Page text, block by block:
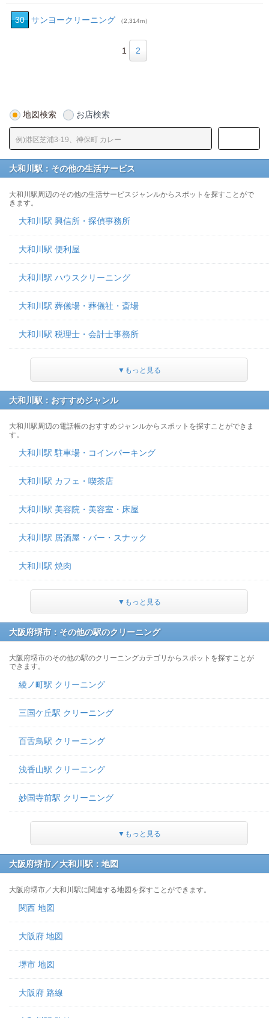
30 サンヨークリーニング （2,314m）
1 2
地図検索 お店検索
大和川駅：その他の生活サービス
大和川駅周辺のその他の生活サービスジャンルからスポットを探すことがで
きます。
大和川駅 興信所・探偵事務所
大和川駅 便利屋
大和川駅 ハウスクリーニング
大和川駅 葬儀場・葬儀社・斎場
大和川駅 税理士・会計士事務所
▼もっと見る
大和川駅：おすすめジャンル
大和川駅周辺の電話帳のおすすめジャンルからスポットを探すことができま
す。
大和川駅 駐車場・コインパーキング
大和川駅 カフェ・喫茶店
大和川駅 美容院・美容室・床屋
大和川駅 居酒屋・バー・スナック
大和川駅 焼肉
▼もっと見る
大阪府堺市：その他の駅のクリーニング
大阪府堺市のその他の駅のクリーニングカテゴリからスポットを探すことが
できます。
綾ノ町駅 クリーニング
三国ケ丘駅 クリーニング
百舌鳥駅 クリーニング
浅香山駅 クリーニング
妙国寺前駅 クリーニング
▼もっと見る
大阪府堺市／大和川駅：地図
大阪府堺市／大和川駅に関連する地図を探すことができます。
関西 地図
大阪府 地図
堺市 地図
大阪府 路線